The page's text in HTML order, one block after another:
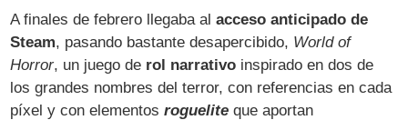
A finales de febrero llegaba alacceso anticipado de
Steam, pasando bastante desapercibido, World of
Horror, un juego de rol narrativo inspirado en dos de
los grandes nombres del terror, con referencias en cada
píxel y con elementosroguelite que aportan